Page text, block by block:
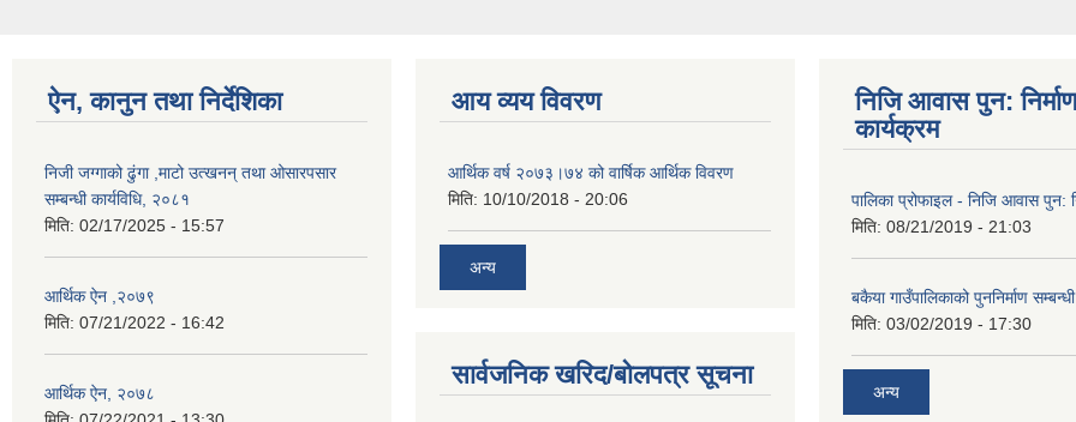
ऐन, कानुन तथा निर्देशिका
निजी जग्गाको ढुंगा ,माटो उत्खनन् तथा ओसारपसार
सम्बन्धी कार्यविधि, २०८१
मिति: 02/17/2025 - 15:57
आर्थिक ऐन ,२०७९
मिति: 07/21/2022 - 16:42
आर्थिक ऐन, २०७८
आय व्यय विवरण
आर्थिक वर्ष २०७३।७४ को वार्षिक आर्थिक विवरण
मिति: 10/10/2018 - 20:06
अन्य
सार्वजनिक खरिद/बोलपत्र सूचना
निजि आवास पुन: निर्माण
कार्यक्रम
पालिका प्रोफाइल - निजि आवास पुन:
मिति: 08/21/2019 - 21:03
बकैया गाउँपालिकाको पुननिर्माण
मिति: 03/02/2019 - 17:30
अन्य